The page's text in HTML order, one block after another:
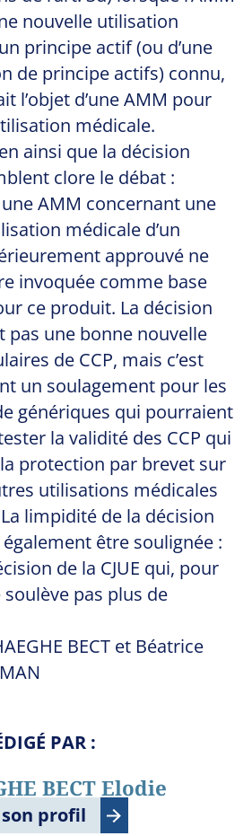
nouvelle utilisation
principe actif (ou d’une
de principe actifs) connu,
l’objet d’une AMM pour
médicale.
ainsi que la décision
clore le débat :
AMM concernant une
médicale d’un
approuvé ne
invoquée comme base
ce produit. La décision
pas une bonne nouvelle
de CCP, mais c’est
un soulagement pour les
génériques qui pourraient
la validité des CCP qui
protection par brevet sur
utilisations médicales
limpidité de la décision
être soulignée :
de la CJUE qui, pour
pas plus de
BECT et Béatrice
PAR :
BECT Elodie
profil